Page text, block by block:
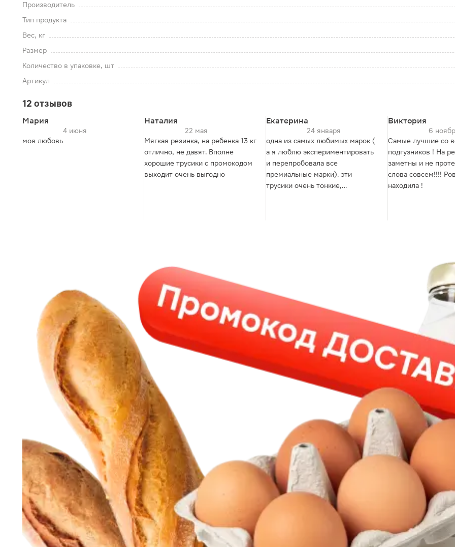
Производитель
Тип продукта
Вес, кг
Размер
Количество в упаковке, шт
Артикул
12 отзывов
Мария
4 июня
моя любовь
Наталия
22 мая
Мягкая резинка, на ребенка 13 кг
отлично, не давят. Вполне
хорошие трусики с промокодом
выходит очень выгодно
Екатерина
24 января
одна из самых любимых марок (
а я люблю экспериментировать
и перепробовала все
премиальные марки). эти
трусики очень тонкие,
Виктория
6
Самые лучшие со
подгузников ! На
заметны и не
слова совсем!!!!
находила !